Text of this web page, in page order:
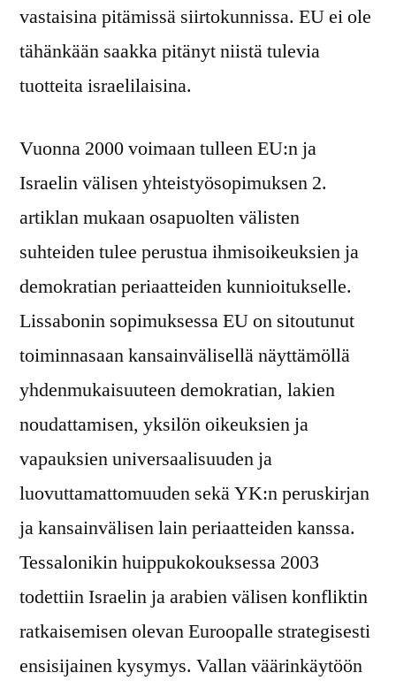
vastaisina pitämissä siirtokunnissa. EU ei ole
tähänkään saakka pitänyt niistä tulevia
tuotteita israelilaisina.
Vuonna 2000 voimaan tulleen EU:n ja
Israelin välisen yhteistyösopimuksen 2.
artiklan mukaan osapuolten välisten
suhteiden tulee perustua ihmisoikeuksien ja
demokratian periaatteiden kunnioitukselle.
Lissabonin sopimuksessa EU on sitoutunut
toiminnasaan kansainvälisellä näyttämöllä
yhdenmukaisuuteen demokratian, lakien
noudattamisen, yksilön oikeuksien ja
vapauksien universaalisuuden ja
luovuttamattomuuden sekä YK:n peruskirjan
ja kansainvälisen lain periaatteiden kanssa.
Tessalonikin huippukokouksessa 2003
todettiin Israelin ja arabien välisen konfliktin
ratkaisemisen olevan Euroopalle strategisesti
ensisijainen kysymys. Vallan väärinkäytöön